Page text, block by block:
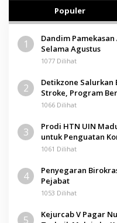
Populer
1
Dandim
Selama Agustus
1077 Dilihat
2
Detikzone Salurkan
Stroke, Program
1066 Dilihat
3
Prodi HTN UIN
untuk Penguatan
1061 Dilihat
4
Penyegaran
Pejabat
1053 Dilihat
5
Kejurcab V Pagar